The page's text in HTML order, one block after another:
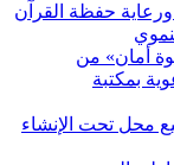
حفظة القرآن
أمان» من
بمكتبة
محل تحت الإنشاء